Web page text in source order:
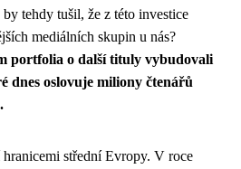
tehdy tušil, že z této investice
mediálních skupin u nás?
portfolia o další tituly vybudovali
dnes oslovuje miliony čtenářů
střední Evropy. V roce